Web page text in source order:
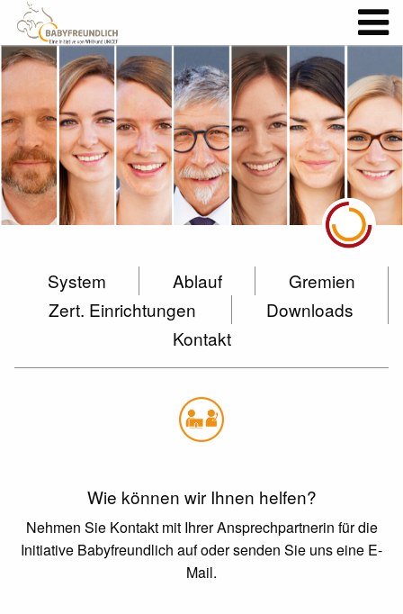
System Ablauf
Gremien
Zert. Einrichtungen
Downloads
Kontakt
Wie können wir Ihnen helfen?
Nehmen Sie Kontakt mit Ihrer Ansprechpartnerin für die
Initiative Babyfreundlich auf oder senden Sie uns eine E-
Mail.